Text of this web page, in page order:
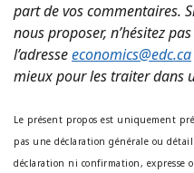
part de vos commentaires.
nous proposer, n’hésitez
l’adresseeconomics@edc.ca
mieux pour les traiter dans
Le présent propos est uniquement
pas une déclaration générale ou
déclaration ni confirmation, expresse